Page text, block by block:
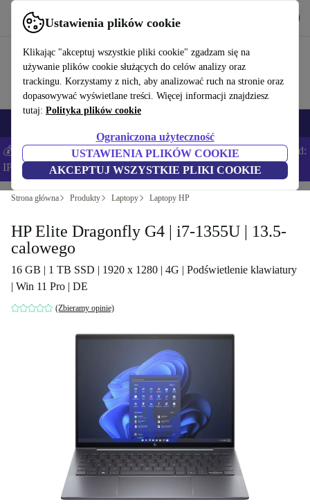
Ustawienia plików cookie
Klikając "akceptuj wszystkie pliki cookie" zgadzam się na
używanie plików cookie służących do celów analizy oraz
trackingu. Korzystamy z nich, aby analizować ruch na stronie oraz
dopasowywać wyświetlane treści. Więcej informacji znajdziesz
tutaj: Polityka plików cookie
Ograniczona użyteczność
USTAWIENIA PLIKÓW COOKIE
AKCEPTUJ WSZYSTKIE PLIKI COOKIE
Korzystaj z refurbed szybko i łatwo
💰Zaoszczędź DODATKOWE 5% na wszystkich iPhone’ach – Kod:
IPHONEDEAL –Regulamin
Strona główna Produkty Laptopy Laptopy HP
HP Elite Dragonfly G4 | i7-1355U | 13.5-
calowego
16 GB | 1 TB SSD | 1920 x 1280 | 4G | Podświetlenie klawiatury
| Win 11 Pro | DE
(Zbieramy opinie)